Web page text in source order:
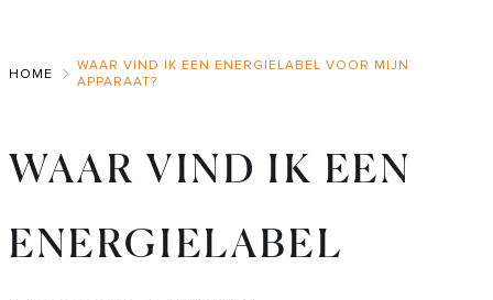
Main
HOME
WAAR VIND IK EEN ENERGIELABEL VOOR MIJN
APPARAAT?
WAAR VIND IK EEN
ENERGIELABEL